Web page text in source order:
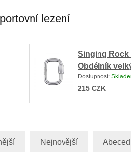
lezení
Singing Rock
Obdélník
Dostupnost:
215CZK
Nejnovější